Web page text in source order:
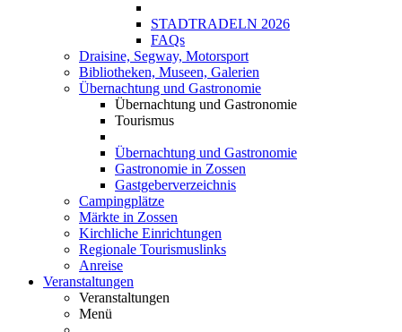
STADTRADELN 2026
FAQs
Draisine, Segway, Motorsport
Bibliotheken, Museen, Galerien
Übernachtung und Gastronomie
Übernachtung und Gastronomie
Tourismus
Übernachtung und Gastronomie
Gastronomie in Zossen
Gastgeberverzeichnis
Campingplätze
Märkte in Zossen
Kirchliche Einrichtungen
Regionale Tourismuslinks
Anreise
Veranstaltungen
Veranstaltungen
Menü